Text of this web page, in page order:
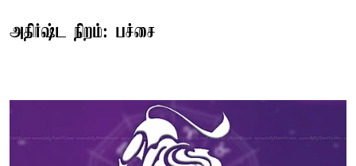
அதிர்ஷ்ட நிறம்: பச்சை